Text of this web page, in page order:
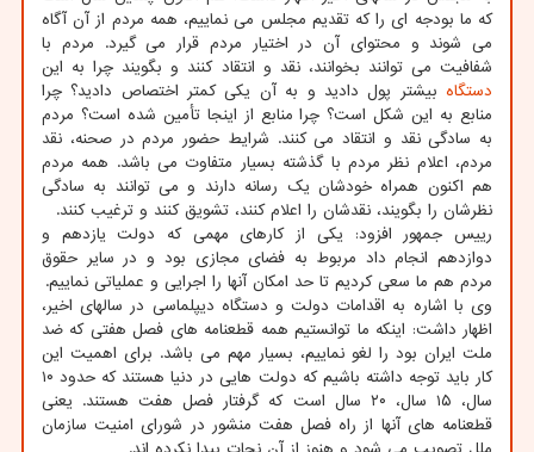
که ما بودجه ای را که تقدیم مجلس می نماییم، همه مردم از آن آگاه
می شوند و محتوای آن در اختیار مردم قرار می گیرد. مردم با
شفافیت می توانند بخوانند، نقد و انتقاد کنند و بگویند چرا به این
دستگاه بیشتر پول دادید و به آن یکی کمتر اختصاص دادید؟ چرا
منابع به این شکل است؟ چرا منابع از اینجا تأمین شده است؟ مردم
به سادگی نقد و انتقاد می کنند. شرایط حضور مردم در صحنه، نقد
مردم، اعلام نظر مردم با گذشته بسیار متفاوت می باشد. همه مردم
هم اکنون همراه خودشان یک رسانه دارند و می توانند به سادگی
نظرشان را بگویند، نقدشان را اعلام کنند، تشویق کنند و ترغیب کنند.
رییس جمهور افزود: یکی از کارهای مهمی که دولت یازدهم و
دوازدهم انجام داد مربوط به فضای مجازی بود و در سایر حقوق
مردم هم ما سعی کردیم تا حد امکان آنها را اجرایی و عملیاتی نماییم.
وی با اشاره به اقدامات دولت و دستگاه دیپلماسی در سالهای اخیر،
اظهار داشت: اینکه ما توانستیم همه قطعنامه های فصل هفتی که ضد
ملت ایران بود را لغو نماییم، بسیار مهم می باشد. برای اهمیت این
کار باید توجه داشته باشیم که دولت هایی در دنیا هستند که حدود ۱۰
سال، ۱۵ سال، ۲۰ سال است که گرفتار فصل هفت هستند. یعنی
قطعنامه های آنها از راه فصل هفت منشور در شورای امنیت سازمان